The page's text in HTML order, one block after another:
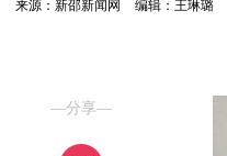
来源：新邵新闻网 编辑：王琳璐
—分享—